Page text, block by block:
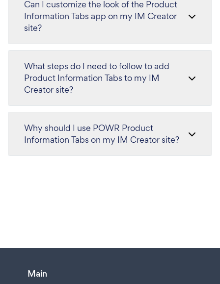
Can I customize the look of the Product
Information Tabs app on my IM Creator
site?
What steps do I need to follow to add
Product Information Tabs to my IM
Creator site?
Why should I use POWR Product
Information Tabs on my IM Creator site?
Main